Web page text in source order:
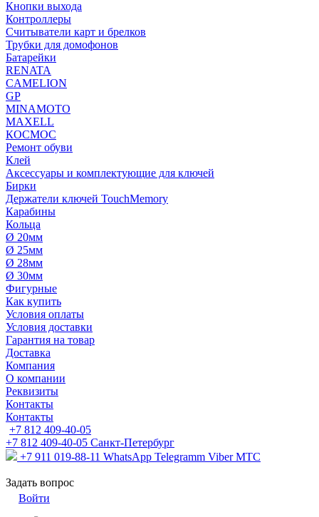
Кнопки выхода
Контроллеры
Считыватели карт и брелков
Трубки для домофонов
Батарейки
RENATA
CAMELION
GP
MINAMOTO
MAXELL
КОСМОС
Ремонт обуви
Клей
Аксессуары и комплектующие для ключей
Бирки
Держатели ключей TouchMemory
Карабины
Кольца
Ø 20мм
Ø 25мм
Ø 28мм
Ø 30мм
Фигурные
Как купить
Условия оплаты
Условия доставки
Гарантия на товар
Доставка
Компания
О компании
Реквизиты
Контакты
Контакты
+7 812 409-40-05
+7 812 409-40-05 Санĸт-Петербург
+7 911 019-88-11 WhatsApp Telegramm Viber МТС
Задать вопрос
Войти